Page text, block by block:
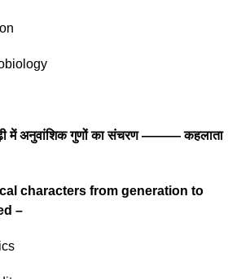
में अनुवांशिक गुणों का संचरण ——— कहलाता
characters from generation to
–